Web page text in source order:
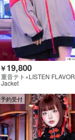
￥19,800
重音テト×LISTEN FLAVOR
Jacket
予約受付